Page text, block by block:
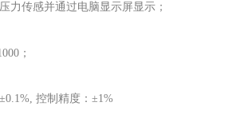
力传感并通过电脑显示屏显示；
；
控制精度：±1%